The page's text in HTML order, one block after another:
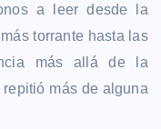
a leer desde la
torrante hasta las
más allá de la
repitió más de alguna